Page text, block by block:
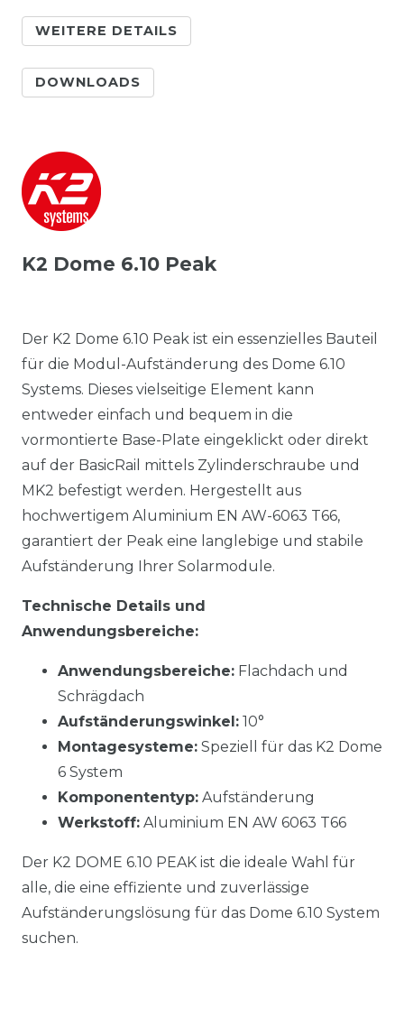
WEITERE DETAILS
DOWNLOADS
K2 Dome 6.10 Peak
Der K2 Dome 6.10 Peak ist ein essenzielles Bauteil
für die Modul-Aufständerung des Dome 6.10
Systems. Dieses vielseitige Element kann
entweder einfach und bequem in die
vormontierte Base-Plate eingeklickt oder direkt
auf der BasicRail mittels Zylinderschraube und
MK2 befestigt werden. Hergestellt aus
hochwertigem Aluminium EN AW-6063 T66,
garantiert der Peak eine langlebige und stabile
Aufständerung Ihrer Solarmodule.
Technische Details und
Anwendungsbereiche:
Anwendungsbereiche: Flachdach und
Schrägdach
Aufständerungswinkel: 10°
Montagesysteme: Speziell für das K2 Dome
6 System
Komponententyp: Aufständerung
Werkstoff: Aluminium EN AW 6063 T66
Der K2 DOME 6.10 PEAK ist die ideale Wahl für
alle, die eine effiziente und zuverlässige
Aufständerungslösung für das Dome 6.10 System
suchen.